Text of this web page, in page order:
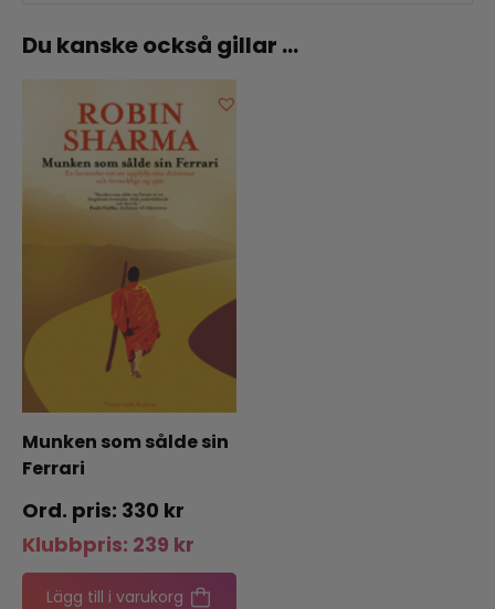
Du kanske också gillar …
Munken som sålde sin
Ferrari
330 kr
Klubbpris: 239 kr
Lägg till i varukorg